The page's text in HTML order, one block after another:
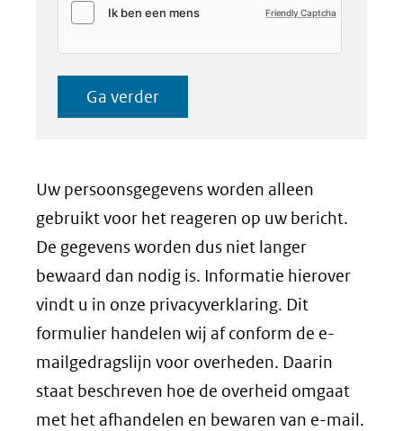
Friendly Captcha
Ga verder
Uw persoonsgegevens worden alleen
gebruikt voor het reageren op uw bericht.
De gegevens worden dus niet langer
bewaard dan nodig is. Informatie hierover
vindt u in onze privacyverklaring. Dit
formulier handelen wij af conform de e-
mailgedragslijn voor overheden. Daarin
staat beschreven hoe de overheid omgaat
met het afhandelen en bewaren van e-mail.